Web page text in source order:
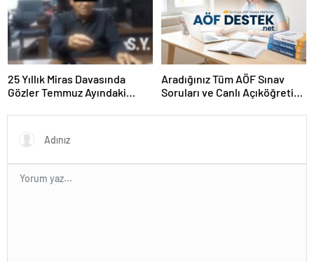
25 Yıllık Miras Davasında
Gözler Temmuz Ayındaki
Aradığınız Tüm AÖF Sınav
Soruları ve Canlı Açıköğretim